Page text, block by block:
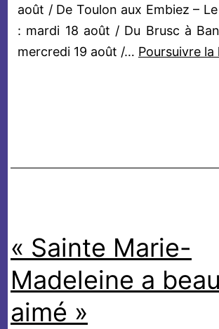
août / De Toulon aux Embiez –
: mardi 18 août / Du Brusc à
mercredi 19 août /… Poursuivre la
« Sainte Marie-
Madeleine a
aimé »